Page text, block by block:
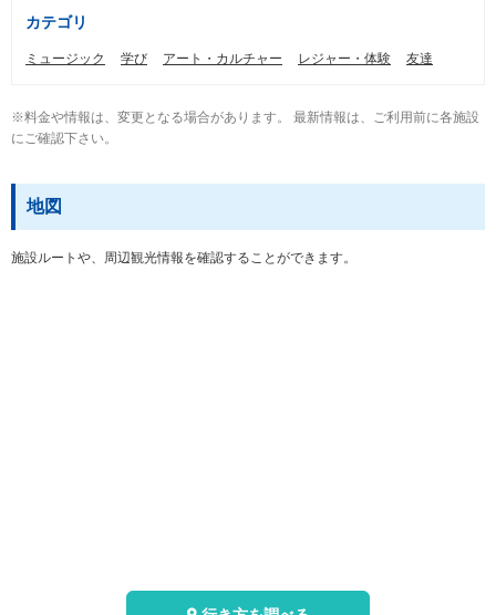
カテゴリ
ミュージック 学び アート・カルチャー レジャー・体験 友達
※料金や情報は、変更となる場合があります。 最新情報は、ご利用前に各施設
にご確認下さい。
地図
施設ルートや、周辺観光情報を確認することができます。